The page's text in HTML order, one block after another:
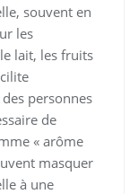
souvent en
les
lait, les fruits
personnes
de
« arôme
masquer
à une